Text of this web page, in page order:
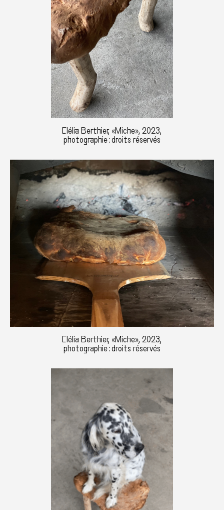
Clélia Berthier, «Miche», 2023,
photographie : droits réservés
Clélia Berthier, «Miche», 2023,
photographie : droits réservés